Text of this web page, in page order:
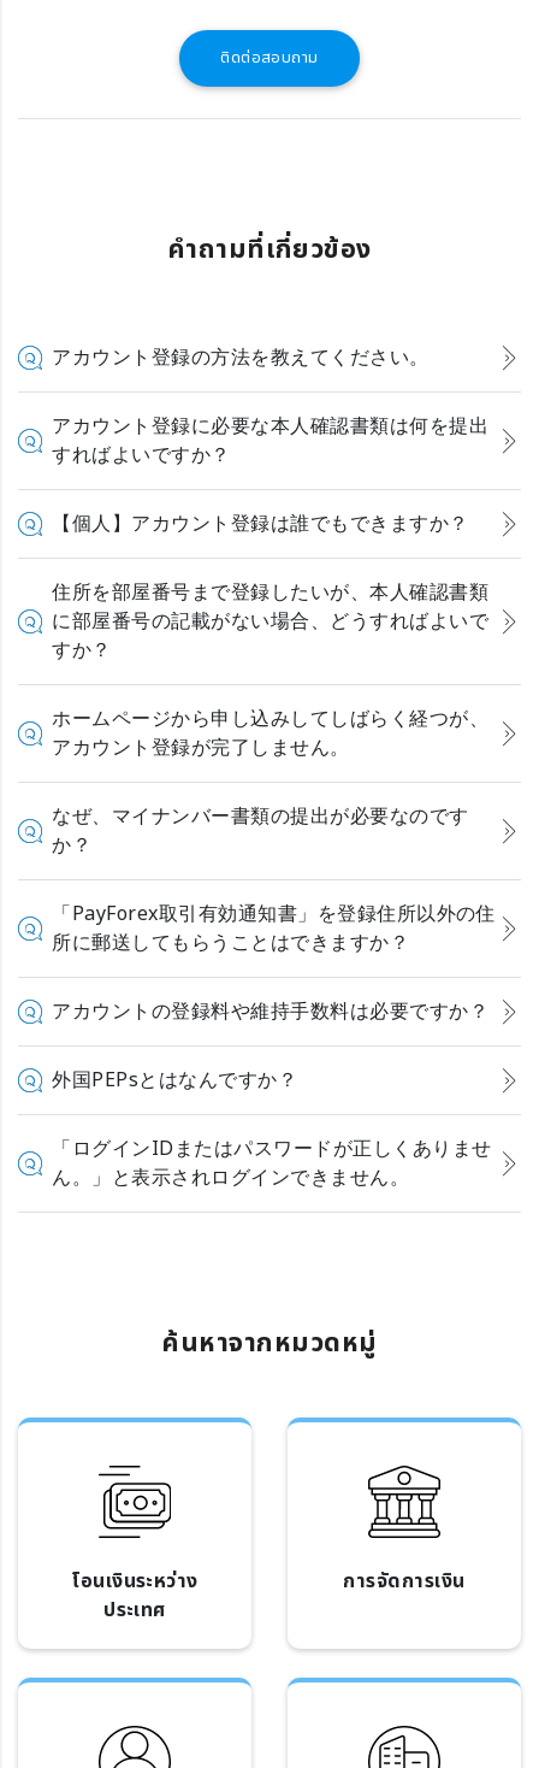
ติดต่อสอบถาม
คำถามที่เกี่ยวข้อง
アカウント登録の方法を教えてください。
アカウント登録に必要な本人確認書類は何を提出
すればよいですか？
【個人】アカウント登録は誰でもできますか？
住所を部屋番号まで登録したいが、本人確認書類
に部屋番号の記載がない場合、どうすればよいで
すか？
ホームページから申し込みしてしばらく経つが、
アカウント登録が完了しません。
なぜ、マイナンバー書類の提出が必要なのです
か？
「PayForex取引有効通知書」を登録住所以外の住
所に郵送してもらうことはできますか？
アカウントの登録料や維持手数料は必要ですか？
外国PEPsとはなんですか？
「ログインIDまたはパスワードが正しくありませ
ん。」と表示されログインできません。
ค้นหาจากหมวดหมู่
โอนเงินระหว่าง
ประเทศ
การจัดการเงิน